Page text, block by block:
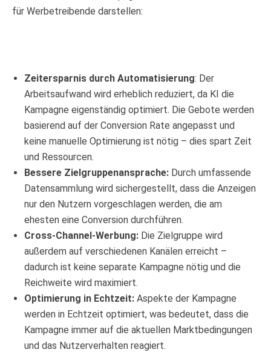
für Werbetreibende darstellen:
Zeitersparnis durch Automatisierung: Der
Arbeitsaufwand wird erheblich reduziert, da KI die
Kampagne eigenständig optimiert. Die Gebote werden
basierend auf der Conversion Rate angepasst und
keine manuelle Optimierung ist nötig – dies spart Zeit
und Ressourcen.
Bessere Zielgruppenansprache: Durch umfassende
Datensammlung wird sichergestellt, dass die Anzeigen
nur den Nutzern vorgeschlagen werden, die am
ehesten eine Conversion durchführen.
Cross-Channel-Werbung: Die Zielgruppe wird
außerdem auf verschiedenen Kanälen erreicht –
dadurch ist keine separate Kampagne nötig und die
Reichweite wird maximiert.
Optimierung in Echtzeit: Aspekte der Kampagne
werden in Echtzeit optimiert, was bedeutet, dass die
Kampagne immer auf die aktuellen Marktbedingungen
und das Nutzerverhalten reagiert.